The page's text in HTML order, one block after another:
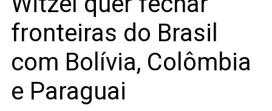
fronteiras do Brasil
com Bolívia, Colômbia
e Paraguai